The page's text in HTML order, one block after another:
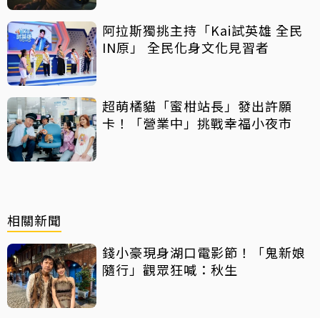
阿拉斯獨挑主持「Kai試英雄 全民
IN原」 全民化身文化見習者
超萌橘貓「蜜柑站長」發出許願
卡！「營業中」挑戰幸福小夜市
相關新聞
錢小豪現身湖口電影節！「鬼新娘
隨行」觀眾狂喊：秋生